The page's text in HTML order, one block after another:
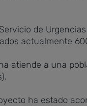
de
actualmente
atiende a una
ha estado